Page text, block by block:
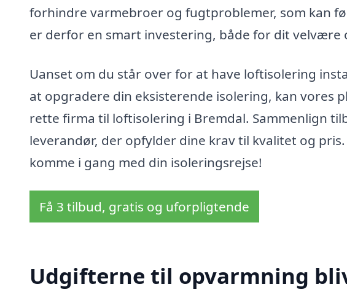
forhindre varmebroer og fugtproblemer, som kan
er derfor en smart investering, både for dit
Uanset om du står over for at have loftisolering
at opgradere din eksisterende isolering, kan vores
rette firma til loftisolering i Bremdal. Sammenlign
leverandør, der opfylder dine krav til kvalitet og
komme i gang med din isoleringsrejse!
Få 3 tilbud, gratis og uforpligtende
Udgifterne til opvarmning